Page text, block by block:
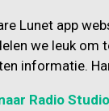
Lunet app
we leuk om
informatie.
Radio